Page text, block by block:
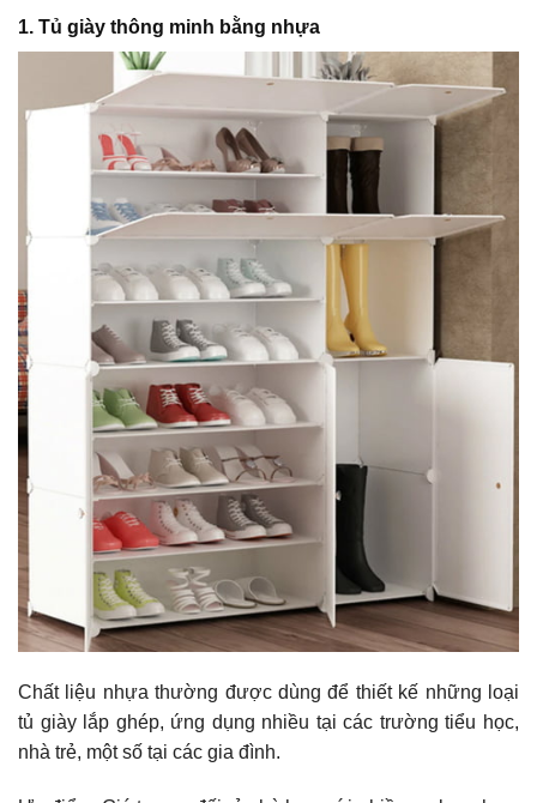
1. Tủ giày thông minh bằng nhựa
Chất liệu nhựa thường được dùng để thiết kế những loại
tủ giày lắp ghép, ứng dụng nhiều tại các trường tiểu học,
nhà trẻ, một số tại các gia đình.